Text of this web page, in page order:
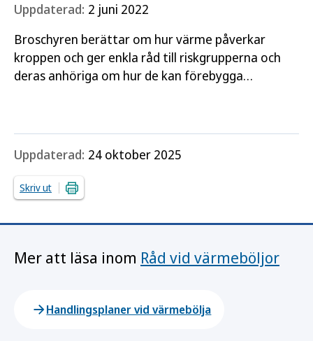
Uppdaterad: 2 juni 2022
Broschyren berättar om hur värme påverkar
kroppen och ger enkla råd till riskgrupperna och
deras anhöriga om hur de kan förebygga
Uppdaterad: 24 oktober 2025
Skriv ut
Mer att läsa inom Råd vid värmeböljor
Handlingsplaner vid värmebölja